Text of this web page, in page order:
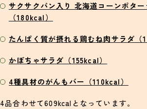
サクサクパン入り 北海道コーンポター
（180kcal）
たんぱく質が摂れる鶏むね肉サラダ（
かぼちゃサラダ（155kcal）
4種具材のがんもバー（110kcal）
4品合わせて609kcalとなっています。